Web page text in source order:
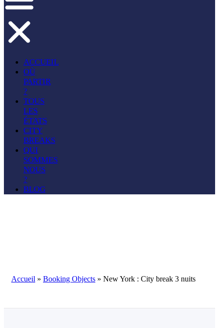
ACCUEIL
OÙ
PARTIR
?
TOUS
LES
ÉTATS
CITY
BREAKS
QUI
SOMMES
NOUS
?
BLOG
Accueil » Booking Objects » New York : City break 3 nuits